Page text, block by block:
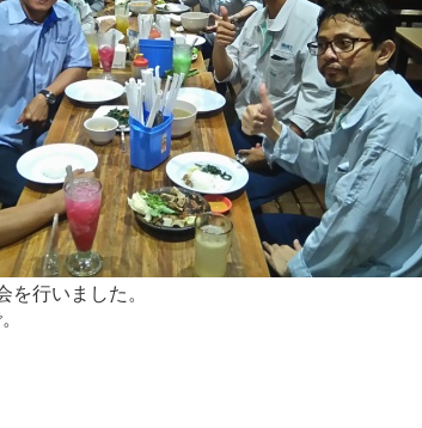
を行いました。